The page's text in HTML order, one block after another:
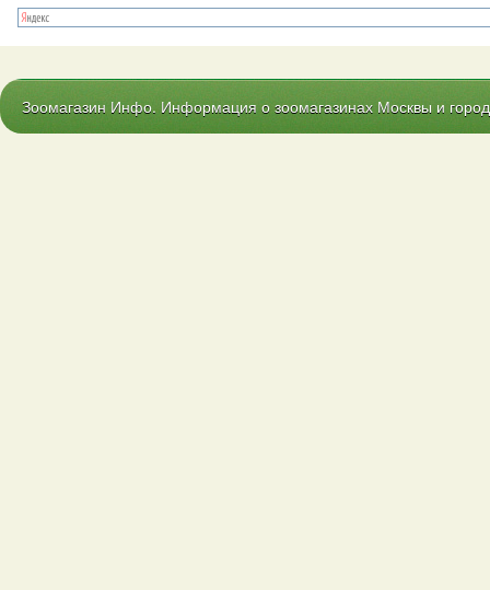
Зоомагазин Инфо. Информация о зоомагазинах Москвы и